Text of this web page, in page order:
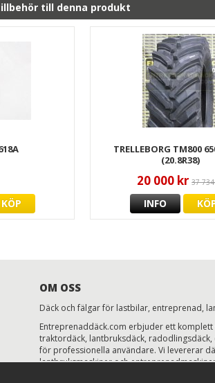
till denna produkt
KÖP
TRELLEBORG TM800
(20.8R38)
20 000 kr 37
INFO
OM OSS
Däck och fälgar för lastbilar, entreprenad,
Entreprenaddäck.com erbjuder ett
traktordäck, lantbruksdäck,
för professionella användare. Vi levererar
lantbruksmaskiner och